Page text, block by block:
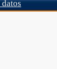
datos